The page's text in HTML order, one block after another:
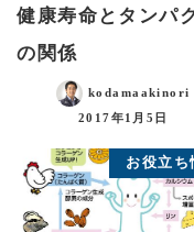
健康寿命とタンパ
の関係
kodamaakinori
2017年1月5日
お役立ち